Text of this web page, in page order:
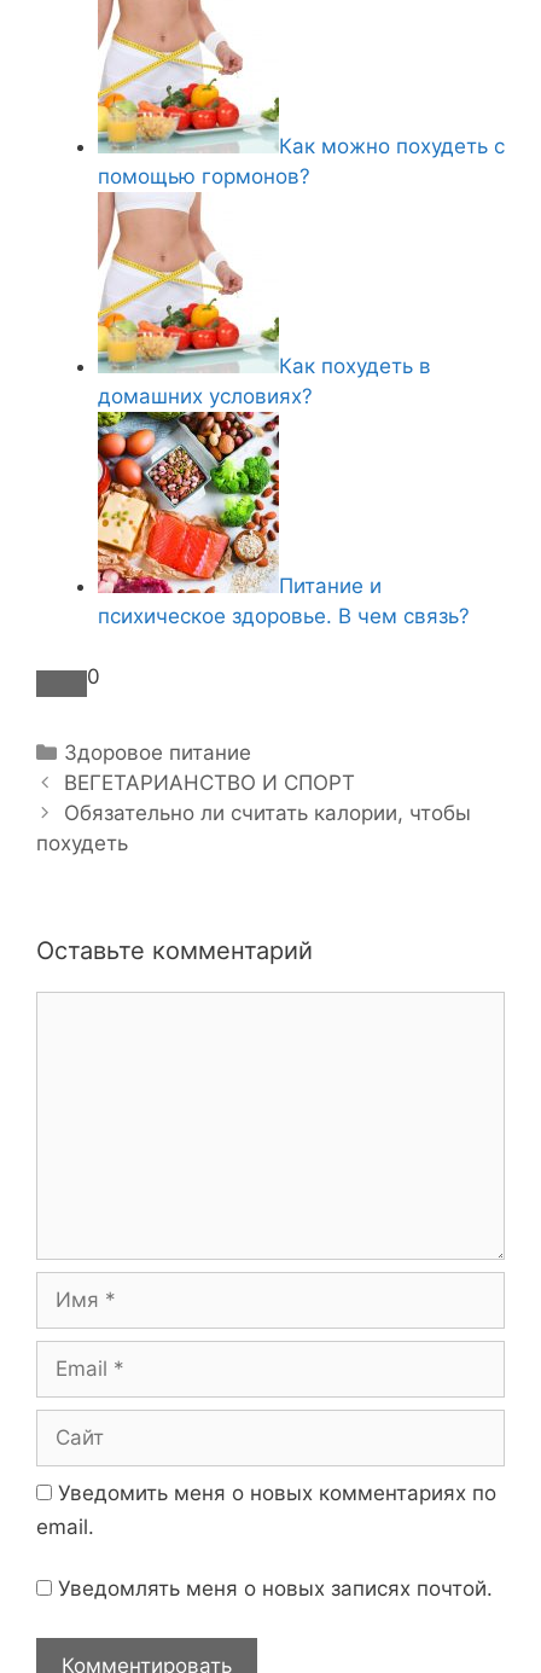
Как можно похудеть с
помощью гормонов?
Как похудеть в
домашних условиях?
Питание и
психическое здоровье. В чем связь?
0
Р
у
б
р
Здоровое питание
Н
а
в
ц
и
ВЕГЕТАРИАНСТВО И СПОРТ
Обязательно ли считать калории, чтобы
похудеть
Оставьте комментарий
и
я
a
й Уведомить меня о новых комментариях по
email.
Уведомлять меня о новых записях почтой.